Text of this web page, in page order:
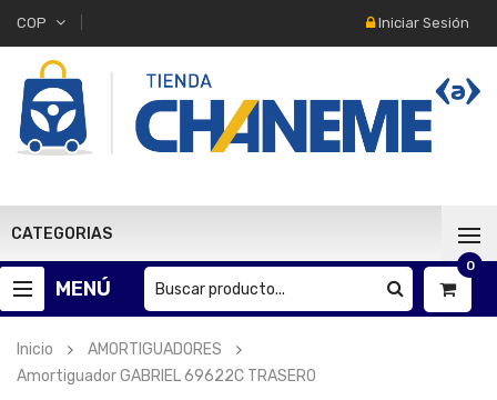
COP Iniciar Sesión
CATEGORIAS
MENÚ
0
Inicio
AMORTIGUADORES
Amortiguador GABRIEL 69622C TRASERO